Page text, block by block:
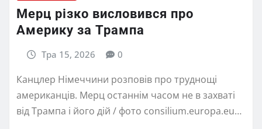
Мерц різко висловився про
Америку за Трампа
Тра 15, 2026 0
Канцлер Німеччини розповів про труднощі
американців. Мерц останнім часом не в захваті
від Трампа і його дій / фото consilium.europa.eu…